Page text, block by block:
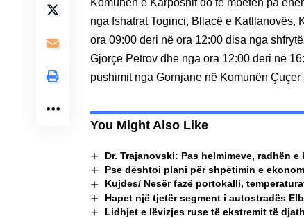
nga fshatrat Toginci, Bllacë e Katllanovës,
ora 09:00 deri në ora 12:00 disa nga
Gjorçe Petrov dhe nga ora 12:00 deri në
pushimit nga Gornjane në Komunën
You Might Also Like
Dr. Trajanovski: Pas helmimeve, radhën
Pse dështoi plani për shpëtimin e
Kujdes/ Nesër fazë portokalli,
Hapet një tjetër segment i autostradës
Lidhjet e lëvizjes ruse të ekstremit të